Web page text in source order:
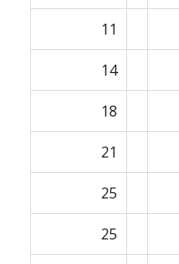
11
14
18
21
25
25